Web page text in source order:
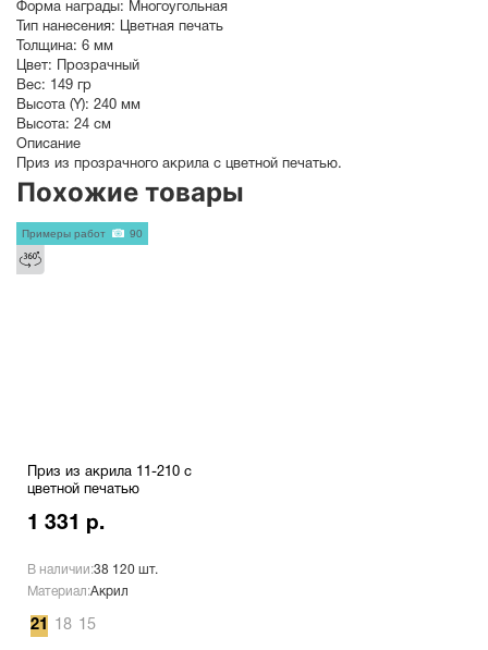
Форма награды: Многоугольная
Тип нанесения: Цветная печать
Толщина: 6 мм
Цвет: Прозрачный
Вес: 149 гр
Высота (Y): 240 мм
Высота: 24 см
Описание
Приз из прозрачного акрила с цветной печатью.
Похожие товары
Приз из акрила 11-210 с
цветной печатью
1 331 р.
В наличии:38 120 шт.
Материал:Акрил
21 18 15
Примеры работ 90